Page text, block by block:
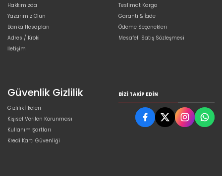
Hakkımızda
Yazarımız Olun
Banka Hesapları
Adres / Kroki
İletişim
Teslimat Kargo
Garanti & İade
Ödeme Seçenekleri
Mesafeli Satış Sözleşmesi
Güvenlik Gizlilik
Gizlilik İlkeleri
Kişisel Verilen Korunması
Kullanım Şartları
Kredi Kartı Güvenliği
BIZI TAKIP EDIN